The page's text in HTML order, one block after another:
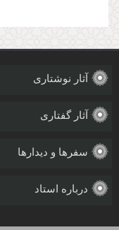
آثار نوشتاری
آثار گفتاری
سفرها و دیدارها
درباره استاد